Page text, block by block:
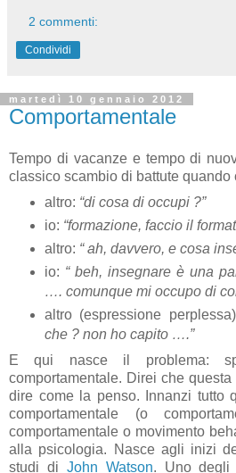
2 commenti:
Condividi
martedì 10 gennaio 2012
Comportamentale
Tempo di vacanze e tempo di
classico scambio di battute quando
altro: “di cosa di occupi ?”
io: “formazione, faccio il
altro: “ ah, davvero, e cosa
io: “ beh, insegnare è una
…. comunque mi occupo di
altro (espressione
che ? non ho capito ….”
E qui nasce il problema:
comportamentale. Direi che
dire come la penso. Innanzi tutto
comportamentale (o
comportamentale o movimento
alla psicologia. Nasce agli inizi
studi di John Watson. Uno degli